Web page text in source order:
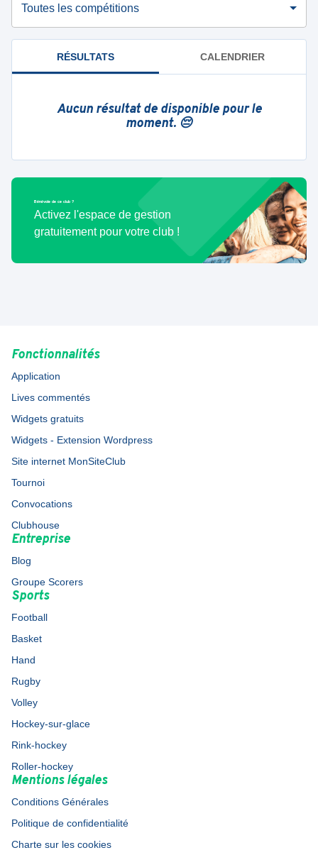
Toutes les compétitions
RÉSULTATS CALENDRIER
Aucun résultat de disponible pour le
moment. 😔
Bénévole de ce club ?
Activez l'espace de gestion
gratuitement pour votre club !
Fonctionnalités
Application
Lives commentés
Widgets gratuits
Widgets - Extension Wordpress
Site internet MonSiteClub
Tournoi
Convocations
Clubhouse
Entreprise
Blog
Groupe Scorers
Sports
Football
Basket
Hand
Rugby
Volley
Hockey-sur-glace
Rink-hockey
Roller-hockey
Mentions légales
Conditions Générales
Politique de confidentialité
Charte sur les cookies